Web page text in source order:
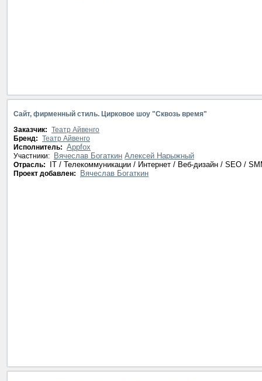
Сайт, фирменный стиль. Цирковое шоу "Сквозь время"
Заказчик: Театр Айвенго
Бренд: Театр Айвенго
Исполнитель: Appfox
Участники: Вячеслав Богаткин Алексей Нарыжный
Отрасль: IT / Телекоммуникации / Интернет / Веб-дизайн / SEO /
Проект добавлен: Вячеслав Богаткин